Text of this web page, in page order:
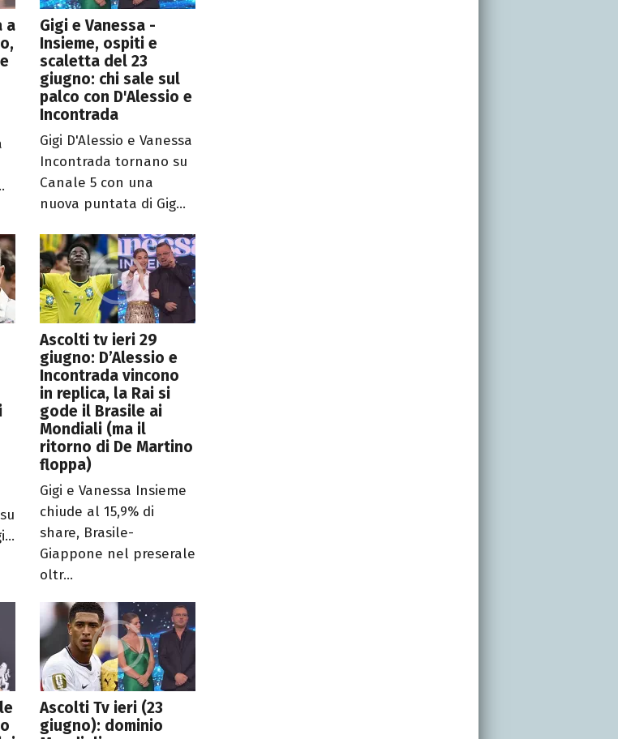
a
Gigi e Vanessa -
Insieme, ospiti e
scaletta del 23
giugno: chi sale sul
palco con D'Alessio e
Incontrada
Gigi D'Alessio e Vanessa
Incontrada tornano su
Canale 5 con una
nuova puntata di Gig...
Ascolti tv ieri 29
giugno: D’Alessio e
Incontrada vincono
in replica, la Rai si
gode il Brasile ai
Mondiali (ma il
ritorno di De Martino
floppa)
Gigi e Vanessa Insieme
chiude al 15,9% di
share, Brasile-
Giappone nel preserale
oltr...
Ascolti Tv ieri (23
giugno): dominio